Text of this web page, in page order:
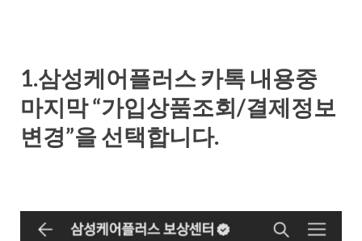
1.삼성케어플러스 카톡 내용중
마지막 “가입상품조회/결제정보
변경”을 선택합니다.